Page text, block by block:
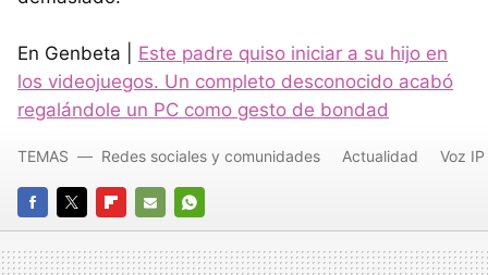
En Genbeta | Este padre quiso iniciar a su hijo en
los videojuegos. Un completo desconocido acabó
regalándole un PC como gesto de bondad
FACEBOOK
TWITTERFLIPBOARD
E-
MAIL
WHATSAPP
TEMAS Redes sociales y comunidades Actualidad Voz IP